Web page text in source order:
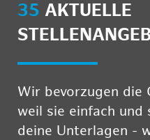
35 AKTUELLE
Wir bevorzugen die
weil sie einfach und
deine Unterlagen -